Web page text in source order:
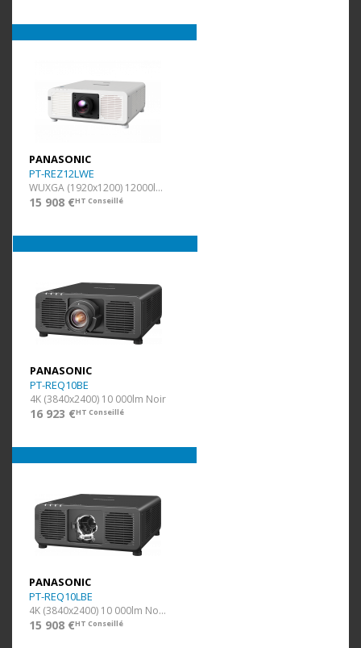
PANASONIC
PT-REZ12LWE
WUXGA (1920x1200) 12000lm Blanc
15 908 €HT Conseillé
PANASONIC
PT-REQ10BE
4K (3840x2400) 10 000lm Noir
16 923 €HT Conseillé
PANASONIC
PT-REQ10LBE
4K (3840x2400) 10 000lm Noir Ss Opti.
15 908 €HT Conseillé